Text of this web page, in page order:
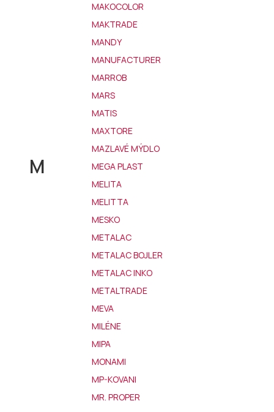
M
MAKOCOLOR
MAKTRADE
MANDY
MANUFACTURER
MARROB
MARS
MATIS
MAXTORE
MAZLAVÉ MÝDLO
MEGA PLAST
MELITA
MELITTA
MESKO
METALAC
METALAC BOJLER
METALAC INKO
METALTRADE
MEVA
MILÉNE
MIPA
MONAMI
MP-KOVANI
MR. PROPER